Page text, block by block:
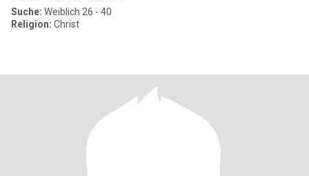
Suche: Weiblich 26 - 40
Religion: Christ